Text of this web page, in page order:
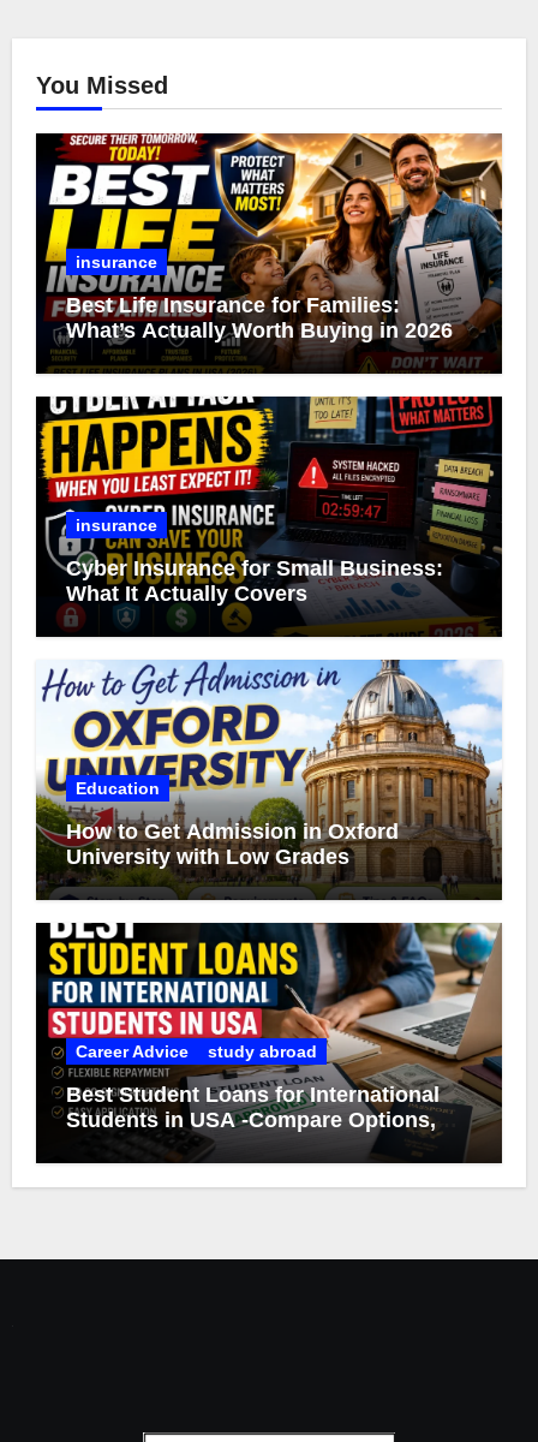
You Missed
insurance
Best Life Insurance for Families:
What’s Actually Worth Buying in 2026
insurance
Cyber Insurance for Small Business:
What It Actually Covers
Education
How to Get Admission in Oxford
University with Low Grades
Career Advice study abroad
Best Student Loans for International
Students in USA -Compare Options,
Eligibility & Smart Borrowing Tips